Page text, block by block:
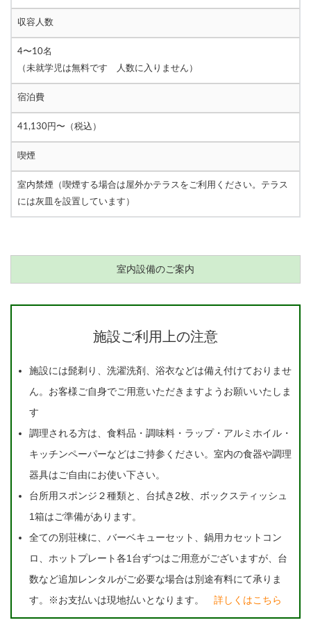
収容人数
4〜10名
（未就学児は無料です 人数に入りません）
宿泊費
41,130円〜（税込）
喫煙
室内禁煙（喫煙する場合は屋外かテラスをご利用ください。テラス
には灰皿を設置しています）
室内設備のご案内
施設ご利用上の注意
施設には髭剃り、洗濯洗剤、浴衣などは備え付けておりませ
ん。お客様ご自身でご用意いただきますようお願いいたしま
す
調理される方は、食料品・調味料・ラップ・アルミホイル・
キッチンペーパーなどはご持参ください。室内の食器や調理
器具はご自由にお使い下さい。
台所用スポンジ２種類と、台拭き2枚、ボックスティッシュ
1箱はご準備があります。
全ての別荘棟に、バーベキューセット、鍋用カセットコン
ロ、ホットプレート各1台ずつはご用意がございますが、台
数など追加レンタルがご必要な場合は別途有料にて承りま
す。※お支払いは現地払いとなります。 詳しくはこちら